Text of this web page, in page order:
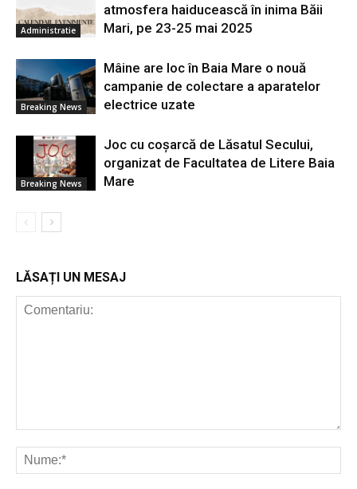
Administratie
atmosfera haiducească în inima Băii
Mari, pe 23-25 mai 2025
Breaking News
Mâine are loc în Baia Mare o nouă
campanie de colectare a aparatelor
electrice uzate
Breaking News
Joc cu coșarcă de Lăsatul Secului,
organizat de Facultatea de Litere Baia
Mare
LĂSAȚI UN MESAJ